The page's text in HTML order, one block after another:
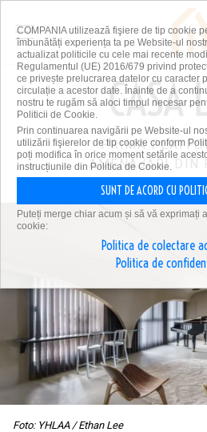
PRIMA
AMENAJĂRI DIN
Foto: YHLAA / Ethan Lee
COMPANIA utilizează fişiere de tip cookie
îmbunătăți experiența ta pe Website-ul
actualizat politicile cu cele mai recente
Regulamentul (UE) 2016/679 privind
ce privește prelucrarea datelor cu caracter
circulație a acestor date. Înainte de a
nostru te rugăm să aloci timpul necesar
Politicii de Cookie.
Prin continuarea navigării pe Website-ul
utilizării fişierelor de tip cookie conform
poți modifica în orice moment setările
instrucțiunile din Politica de Cookie.
SUNT DE ACORD CU
Puteți merge chiar acum și să vă exprimați
cookie:
Politica de colectare
Politica de